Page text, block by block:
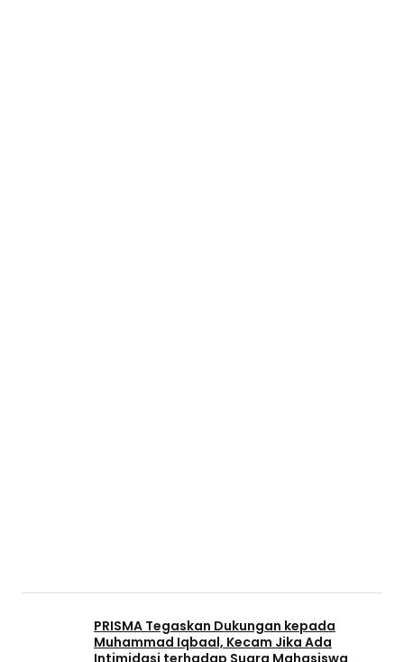
PRISMA Tegaskan Dukungan kepada
Muhammad Iqbaal, Kecam Jika Ada